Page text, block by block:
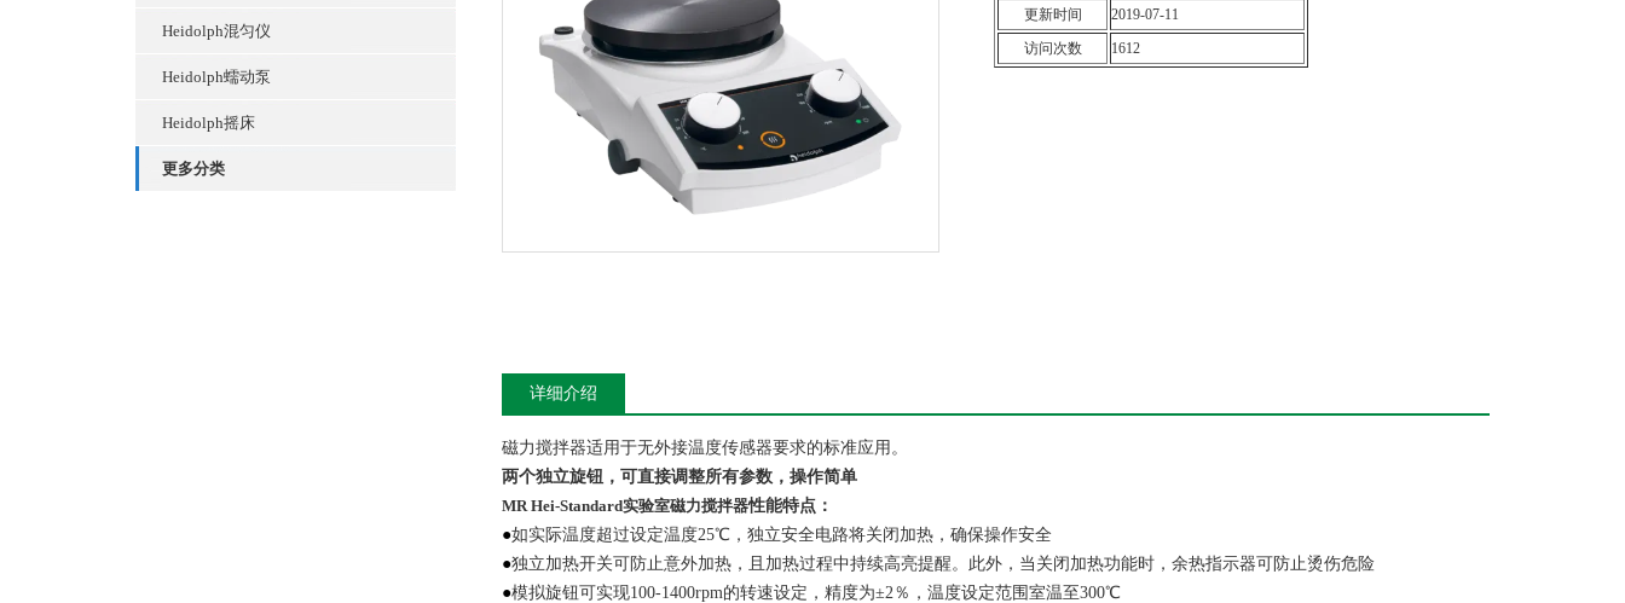
Heidolph混匀仪
Heidolph蠕动泵
Heidolph摇床
更多分类
更新时间
2019-07-11
访问次数
1612
详细介绍
磁力搅拌器适用于无外接温度传感器要求的标准应用。
两个独立旋钮，可直接调整所有参数，操作简单
MR Hei-Standard实验室磁力搅拌器性能特点：
●如实际温度超过设定温度25℃，独立安全电路将关闭加热，确保操作安全
●独立加热开关可防止意外加热，且加热过程中持续高亮提醒。此外，当关闭加热功能时，余热指示器可防止烫伤危险
●模拟旋钮可实现100-1400rpm的转速设定，精度为±2％，温度设定范围室温至300℃